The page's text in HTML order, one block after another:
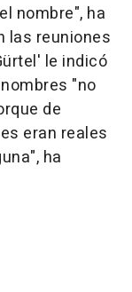
nombre", ha
las reuniones
le indicó
"no
de
eran reales
ha